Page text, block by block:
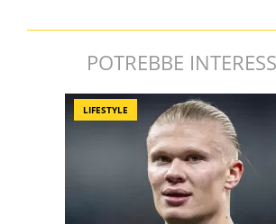
POTREBBE
LIFESTYLE